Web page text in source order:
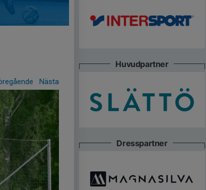
Nästa
Huvudpartner
Dresspartner